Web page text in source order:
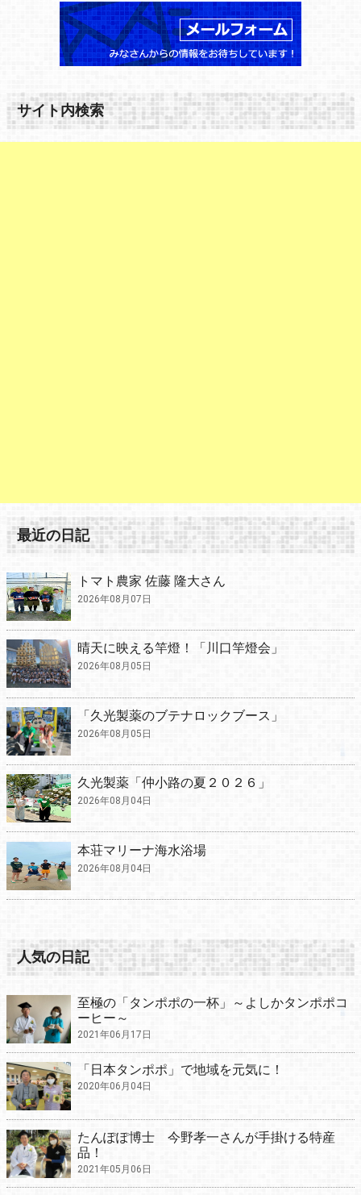
サイト内検索
最近の日記
トマト農家 佐藤 隆大さん
2026年08月07日
晴天に映える竿燈！「川口竿燈会」
2026年08月05日
「久光製薬のブテナロックブース」
2026年08月05日
久光製薬「仲小路の夏２０２６」
2026年08月04日
本荘マリーナ海水浴場
2026年08月04日
人気の日記
至極の「タンポポの一杯」～よしかタンポポコ
ーヒー～
2021年06月17日
「日本タンポポ」で地域を元気に！
2020年06月04日
たんぽぽ博士 今野孝一さんが手掛ける特産
品！
2021年05月06日